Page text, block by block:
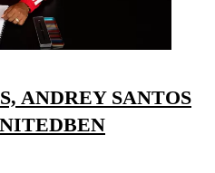
ANDREY SANTOS